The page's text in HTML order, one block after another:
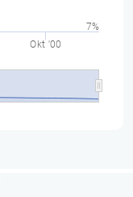
Okt '00
7%